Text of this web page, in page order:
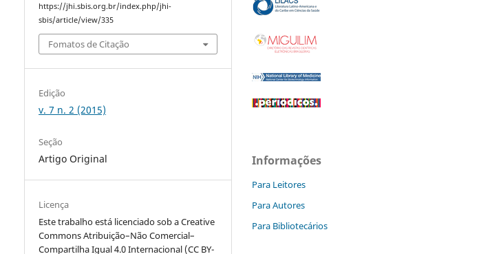
https://jhi.sbis.org.br/index.php/jhi-
sbis/article/view/335
Fomatos de Citação
Edição
v. 7 n. 2 (2015)
Seção
Artigo Original
Licença
Este trabalho está licenciado sob a Creative
Commons Atribuição–Não Comercial–
Compartilha Igual 4.0 Internacional (CC BY-
Informações
Para Leitores
Para Autores
Para Bibliotecários